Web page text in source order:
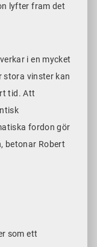
lyfter fram det
i en mycket
stora vinster kan
tid. Att
fordon gör
betonar Robert
som ett